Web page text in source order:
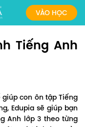
VÀO HỌC
Tiếng Anh
con ôn tập Tiếng
Edupia sẽ giúp bạn
Anh lớp 3 theo từng